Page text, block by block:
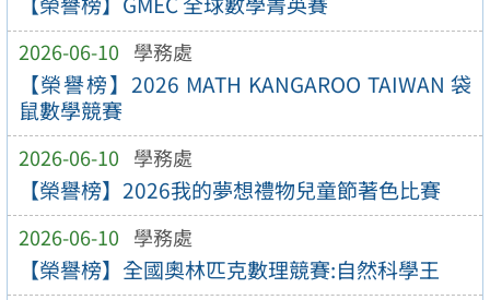
2026-06-10 學務處
【榮譽榜】2026 MATH KANGAROO TAIWAN 袋
鼠數學競賽
2026-06-10 學務處
【榮譽榜】2026我的夢想禮物兒童節著色比賽
2026-06-10 學務處
【榮譽榜】全國奧林匹克數理競賽:自然科學王